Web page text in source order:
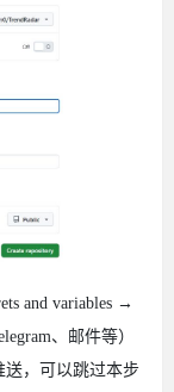
and variables →
、邮件等）
送，可以跳过本步